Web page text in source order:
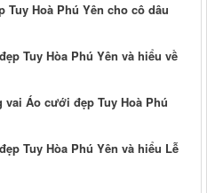
Hoà Phú Yên cho cô dâu
Tuy Hòa Phú Yên và hiểu về
Áo cưới đẹp Tuy Hoà Phú
Tuy Hòa Phú Yên và hiểu Lễ